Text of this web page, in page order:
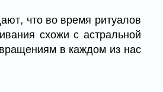
что во время ритуалов
схожи с астральной
в каждом из нас